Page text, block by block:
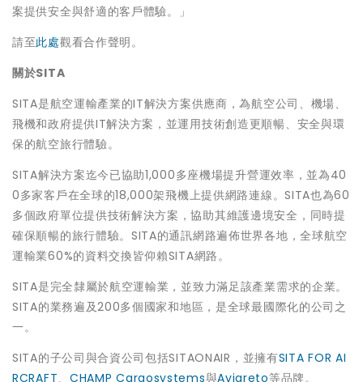
案提供安全與舒適的客戶體驗。」
請至此處觀看合作聲明。
關於SITA
SITA是航空運輸產業的IT解決方案供應商，為航空公司、機場、
飛機和政府提供IT解決方案，並運用技術創造更順暢、安全與環
保的航空旅行體驗。
SITA解決方案迄今已協助1,000多座機場提升營運效率，並為40
0多家客戶在全球的18,000架飛機上提供網路連線。SITA也為60
多個政府單位提供技術解決方案，協助其維護邊境安全，同時提
確保順暢的旅行體驗。SITA的通訊網路遍佈世界各地，全球航空
運輸業60%的資料交換皆仰賴SITA網路。
SITA是完全隸屬於航空運輸業，並致力滿足該產業需求的企業。
SITA的業務遍及200多個國家和地區，是全球最國際化的公司之
一。
SITA的子公司與合資公司包括SITAONAIR，並擁有SITA FOR AI
RCRAFT、 CHAMP Cargosystems與Aviareto等品牌。